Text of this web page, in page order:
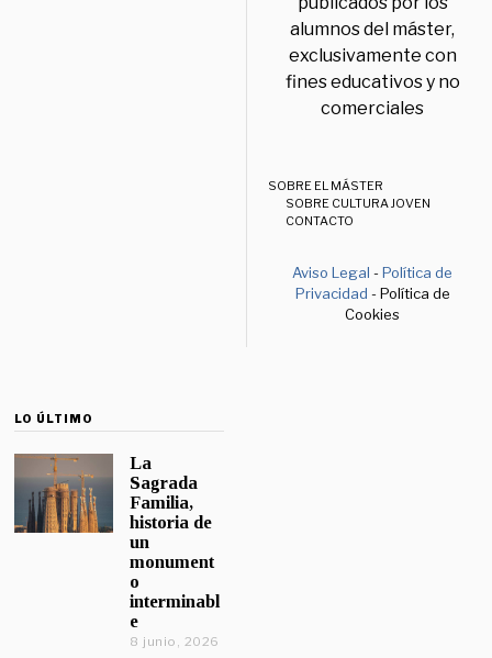
alumnos del máster,
exclusivamente con
fines educativos y no
comerciales
SOBRE EL MÁSTER
SOBRE CULTURA JOVEN
CONTACTO
Aviso Legal -Política de
Privacidad - Política de
Cookies
LO ÚLTIMO
La
Sagrada
Familia,
historia de
un
monument
o
interminabl
e
8 junio, 2026